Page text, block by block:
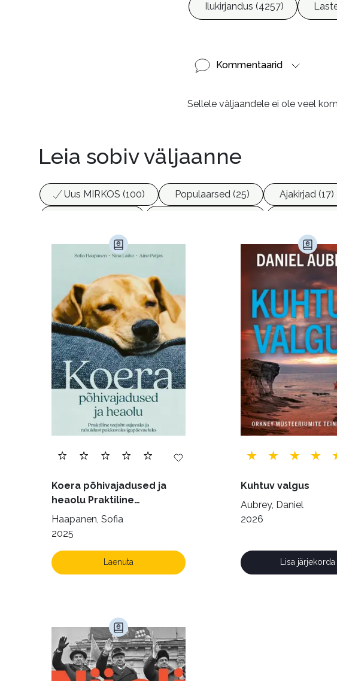
Ilukirjandus (4257)
Kommentaarid
Sellele väljaandele ei ole veel
Leia sobiv väljaanne
Uus MIRKOS (100) Populaarsed (25) Ajakirjad (17)
Juhtimine (23)
Kunst ja looming (86)
Laste- ja noortekirjandus (580)
Maamajandus (24)
Perioodika (15)
Siseturvalisus (34)
Sport (52) Tehnika (6)
Ulme ja fantaasia (244)
Vabakasutus (423) Õigus
Koera põhivajadused ja
heaolu Praktiline
käsiraamat sujuvaks ja
rahuldust pakkuvaks
Haapanen, Sofia
2025
Laenuta
Kuhtuv valgus
Aubrey, Daniel
2026
Lisa järjekorda